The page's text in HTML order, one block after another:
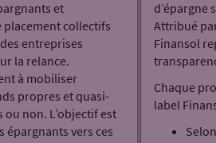
et
placement collectifs
entreprises
la relance.
à mobiliser
propres et quasi-
non. L’objectif est
épargnants vers ces
d’épargne
Attribué
Finansol
Chaque
label